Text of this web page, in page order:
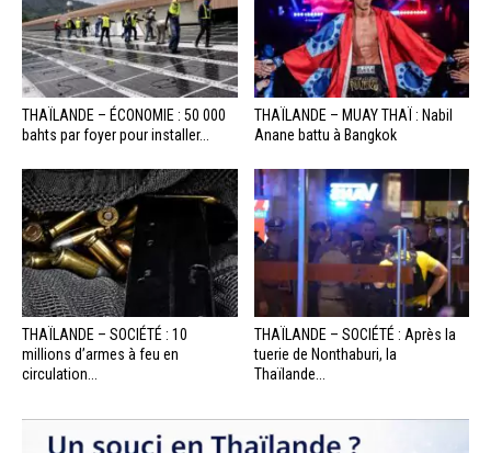
THAÏLANDE – ÉCONOMIE : 50 000
bahts par foyer pour installer...
THAÏLANDE – MUAY THAÏ : Nabil
Anane battu à Bangkok
THAÏLANDE – SOCIÉTÉ : 10
millions d’armes à feu en
circulation...
THAÏLANDE – SOCIÉTÉ : Après la
tuerie de Nonthaburi, la
Thaïlande...